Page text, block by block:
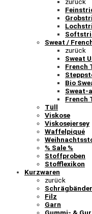
zurück
Sweat /
zurück
Sweat
French
Bio
Sweat-
French
Tüll
Viskose
Viskosejersey
Waffelpiqué
% Sale %
Stoffproben
Stofflexikon
Kurzwaren
zurück
Schrägbänder
Filz
Garn